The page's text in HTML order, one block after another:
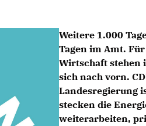
Weitere 1.000
Tagen im Amt.
Wirtschaft stehen
sich nach vorn.
Landesregierung
stecken die
weiterarbeiten,